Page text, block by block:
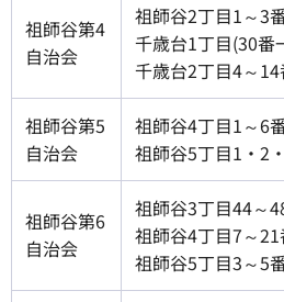
祖師谷第4
自治会
祖師谷2丁目1～3
千歳台1丁目(30番
千歳台2丁目4～
祖師谷第5
自治会
祖師谷4丁目1～6
祖師谷5丁目1・2
祖師谷第6
自治会
祖師谷3丁目44～
祖師谷4丁目7～
祖師谷5丁目3～5